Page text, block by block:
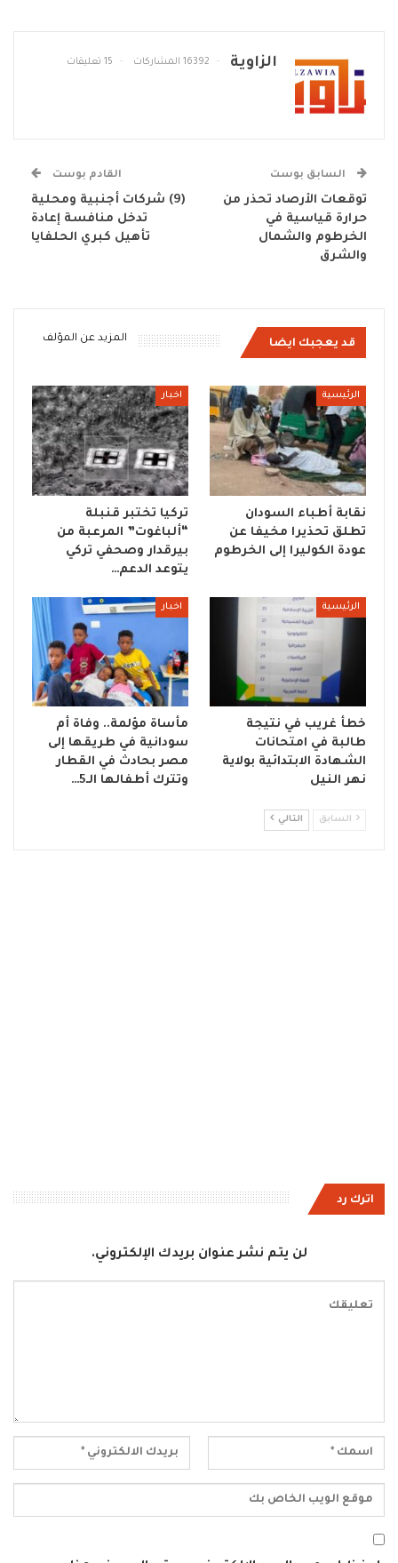
الزاوية 16392 المشاركات 15 تعليقات
السابق بوست
توقعات الأرصاد تحذر من
حرارة قياسية في
الخرطوم والشمال
والشرق
القادم بوست
(9) شركات أجنبية ومحلية
تدخل منافسة إعادة
تأهيل كبري الحلفايا
قد يعجبك ايضا المزيد عن المؤلف
الرئيسية
نقابة أطباء السودان
تطلق تحذيرا مخيفا عن
عودة الكوليرا إلى الخرطوم
اخبار
تركيا تختبر قنبلة
“ألباغوت” المرعبة من
بيرقدار وصحفي تركي
يتوعد الدعم…
الرئيسية
خطأ غريب في نتيجة
طالبة في امتحانات
الشهادة الابتدائية بولاية
نهر النيل
اخبار
مأساة مؤلمة.. وفاة أم
سودانية في طريقها إلى
مصر بحادث في القطار
وتترك أطفالها الـ5…
السابق التالي
اترك رد
لن يتم نشر عنوان بريدك الإلكتروني.